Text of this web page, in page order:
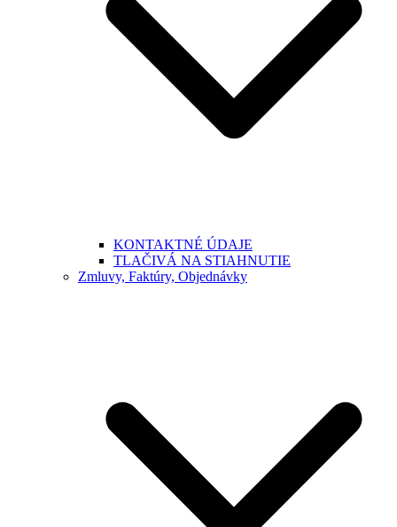
KONTAKTNÉ ÚDAJE
TLAČIVÁ NA STIAHNUTIE
Zmluvy, Faktúry, Objednávky